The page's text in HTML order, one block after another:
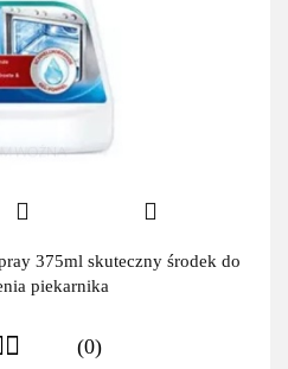
375ml skuteczny środek do
piekarnika
(0)